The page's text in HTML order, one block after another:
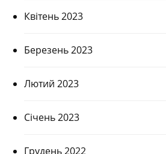
Квітень 2023
Березень 2023
Лютий 2023
Січень 2023
Грудень 2022